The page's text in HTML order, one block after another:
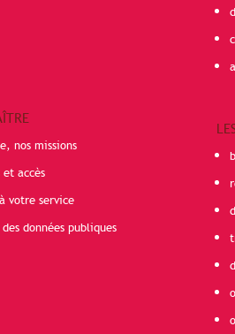
nos missions
et accès
votre service
données publiques